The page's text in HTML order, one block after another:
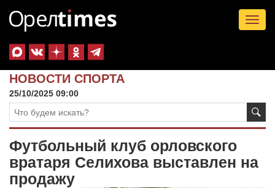
НОВОСТИ СПОРТА
25/10/2025 09:00
Футбольный клуб орловского
вратаря Селихова выставлен на
продажу